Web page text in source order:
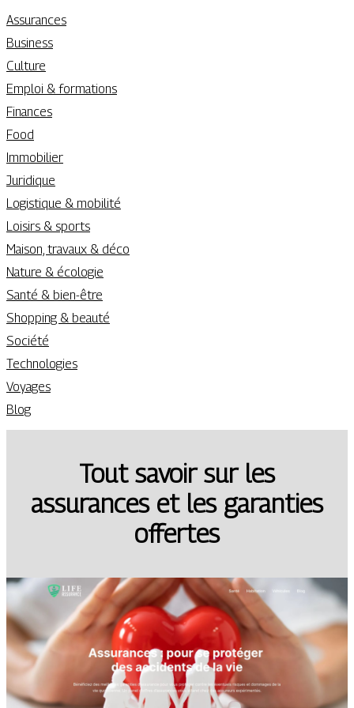
Assurances
Business
Culture
Emploi & formations
Finances
Food
Immobilier
Juridique
Logistique & mobilité
Loisirs & sports
Maison, travaux & déco
Nature & écologie
Santé & bien-être
Shopping & beauté
Société
Technologies
Voyages
Blog
Tout savoir sur les
assurances et les garanties
offertes